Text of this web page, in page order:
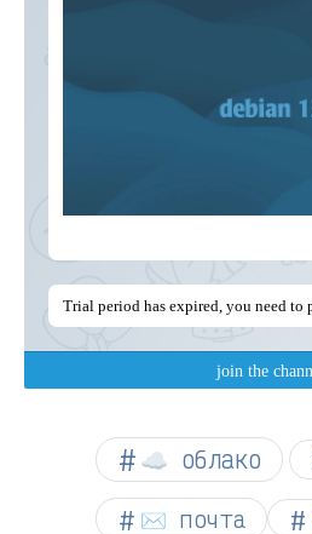
☁︎ облако
✉️ почта